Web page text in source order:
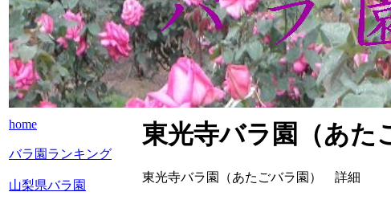
home
バラ園ランキング
山梨県バラ園
東光寺バラ園（あ
東光寺バラ園（あたごバラ園） 詳細